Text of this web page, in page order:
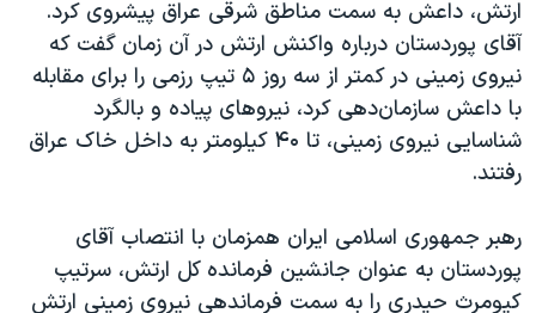
ارتش، داعش به سمت مناطق شرقی عراق پیشروی کرد.
آقای پوردستان درباره واکنش ارتش در آن زمان گفت که
نیروی زمینی در کمتر از سه روز ۵ تیپ رزمی را برای مقابله
با داعش سازمان‌دهی کرد، نیروهای پیاده و بالگرد
شناسایی نیروی زمینی، تا ۴۰ کیلومتر به داخل خاک عراق
رفتند.
رهبر جمهوری اسلامی ایران همزمان با انتصاب آقای
پوردستان به عنوان جانشین فرمانده کل ارتش، سرتیپ
کیومرث حیدری را به سمت فرماندهی نیروی زمینی ارتش